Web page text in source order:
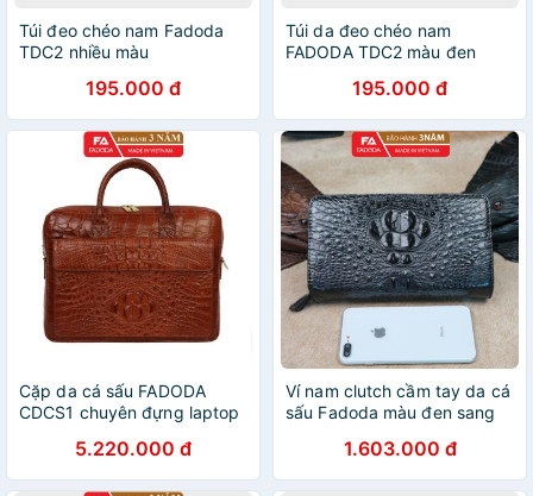
Túi đeo chéo nam Fadoda
TDC2 nhiều màu
195.000 đ
Túi da đeo chéo nam
FADODA TDC2 màu đen
195.000 đ
Cặp da cá sấu FADODA
CDCS1 chuyên đựng laptop
5.220.000 đ
Ví nam clutch cầm tay da cá
sấu Fadoda màu đen sang
1.603.000 đ